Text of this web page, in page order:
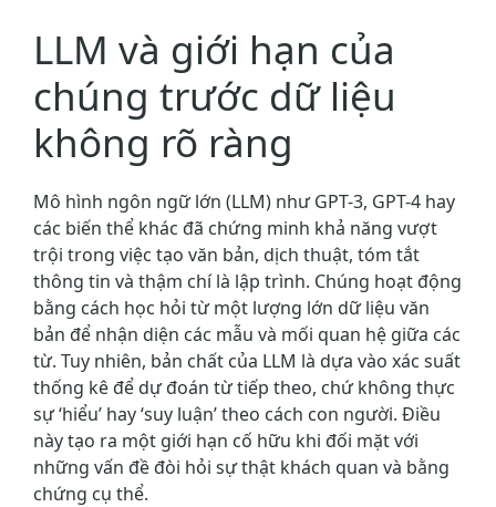
LLM và giới hạn của
chúng trước dữ liệu
không rõ ràng
Mô hình ngôn ngữ lớn (LLM) như GPT-3, GPT-4 hay
các biến thể khác đã chứng minh khả năng vượt
trội trong việc tạo văn bản, dịch thuật, tóm tắt
thông tin và thậm chí là lập trình. Chúng hoạt động
bằng cách học hỏi từ một lượng lớn dữ liệu văn
bản để nhận diện các mẫu và mối quan hệ giữa các
từ. Tuy nhiên, bản chất của LLM là dựa vào xác suất
thống kê để dự đoán từ tiếp theo, chứ không thực
sự ‘hiểu’ hay ‘suy luận’ theo cách con người. Điều
này tạo ra một giới hạn cố hữu khi đối mặt với
những vấn đề đòi hỏi sự thật khách quan và bằng
chứng cụ thể.